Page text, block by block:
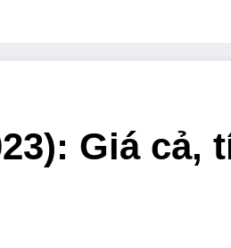
Giá cả,